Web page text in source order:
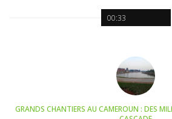
00:33
GRANDS CHANTIERS AU CAMEROUN : DES